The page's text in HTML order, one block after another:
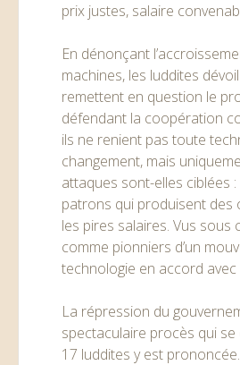
prix justes, salaire
En dénonçant
machines, les luddites
remettent en question le
défendant la coopération
ils ne renient pas toute
changement, mais
attaques sont-elles ciblées
patrons qui produisent des
les pires salaires. Vus sous
comme pionniers d’un
technologie en accord
La répression du
spectaculaire procès qui se
17 luddites y est